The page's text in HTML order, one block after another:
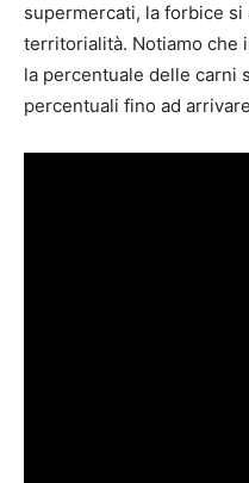
supermercati, la forbice
territorialità. Notiamo che
la percentuale delle carni
percentuali fino ad